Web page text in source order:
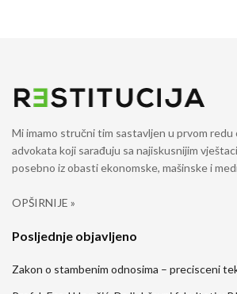
Mi imamo stručni tim sastavljen u prvom redu
advokata koji sarađuju sa najiskusnijim
posebno iz obasti ekonomske, mašinske i
OPŠIRNIJE »
Posljednje objavljeno
Zakon o stambenim odnosima – precisceni